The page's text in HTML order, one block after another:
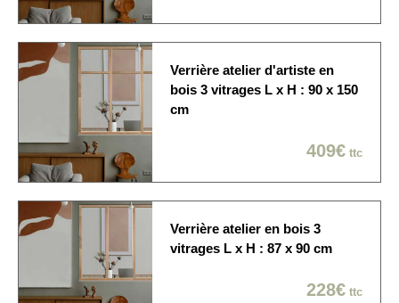
Délai de fabrication
généralement expédiée
sous 10 à 15 jours ouvrés
Modes de livraison
Economique / Choix du
jour
heures / Dans la pièce de
Verrière atelier d'artiste en
bois 3 vitrages L x H : 90 x 150
cm
409€ ttc
Verrière atelier en bois 3
vitrages L x H : 87 x 90 cm
228€ ttc